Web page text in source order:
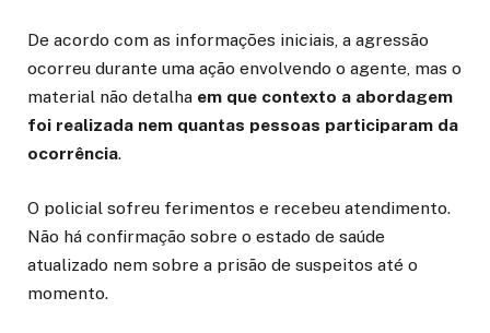
De acordo com as informações iniciais, a agressão
ocorreu durante uma ação envolvendo o agente, mas o
material não detalha em que contexto a abordagem
foi realizada nem quantas pessoas participaram da
ocorrência.
O policial sofreu ferimentos e recebeu atendimento.
Não há confirmação sobre o estado de saúde
atualizado nem sobre a prisão de suspeitos até o
momento.